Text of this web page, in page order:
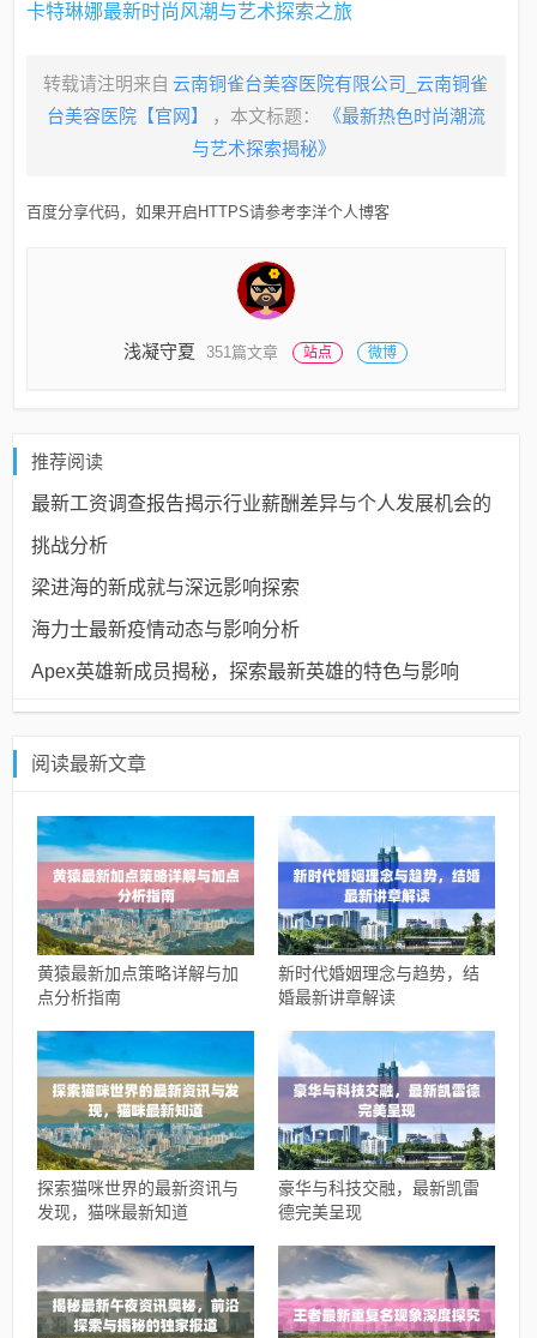
卡特琳娜最新时尚风潮与艺术探索之旅
转载请注明来自 云南铜雀台美容医院有限公司_云南铜雀
台美容医院【官网】
，本文标题：
《最新热色时尚潮流
与艺术探索揭秘》
百度分享代码，如果开启HTTPS请参考李洋个人博客
浅凝守夏 351篇文章 站点 微博
推荐阅读
最新工资调查报告揭示行业薪酬差异与个人发展机会的
挑战分析
梁进海的新成就与深远影响探索
海力士最新疫情动态与影响分析
Apex英雄新成员揭秘，探索最新英雄的特色与影响
阅读最新文章
黄猿最新加点策略详解与加
点分析指南
新时代婚姻理念与趋势，结
婚最新讲章解读
探索猫咪世界的最新资讯与
发现，猫咪最新知道
豪华与科技交融，最新凯雷
德完美呈现